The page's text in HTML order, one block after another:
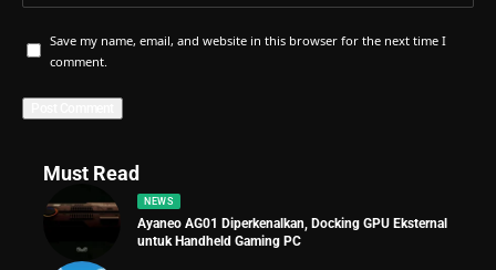
Save my name, email, and website in this browser for the next time I
comment.
Must Read
NEWS
Ayaneo AG01 Diperkenalkan, Docking GPU Eksternal
untuk Handheld Gaming PC